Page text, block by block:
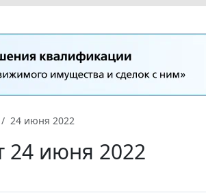
24 июня 2022
24 июня 2022